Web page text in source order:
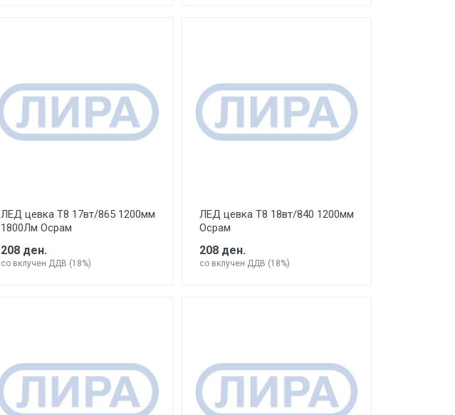
ЛЕД цевка Т8 17вт/865 1200мм
1800Лм Осрам
208 ден.
со вклучен ДДВ (18%)
ЛЕД цевка Т8 18вт/840 1200мм
Осрам
208 ден.
со вклучен ДДВ (18%)